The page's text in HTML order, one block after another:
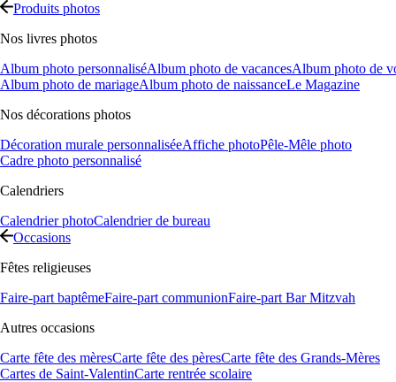
Produits photos
Nos livres photos
Album photo personnaliséAlbum photo de vacancesAlbum photo de
Album photo de mariageAlbum photo de naissanceLe Magazine
Nos décorations photos
Décoration murale personnaliséeAffiche photoPêle-Mêle photo
Cadre photo personnalisé
Calendriers
Calendrier photoCalendrier de bureau
Occasions
Fêtes religieuses
Faire-part baptêmeFaire-part communionFaire-part Bar Mitzvah
Autres occasions
Carte fête des mèresCarte fête des pèresCarte fête des Grands-Mères
Cartes de Saint-ValentinCarte rentrée scolaire